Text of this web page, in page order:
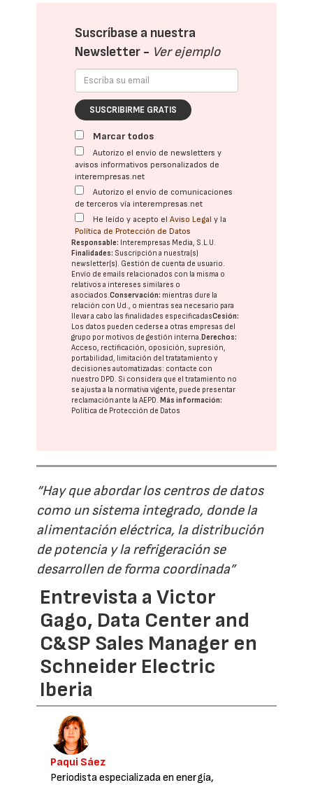
Suscríbase a nuestra
Newsletter - Ver ejemplo
SUSCRIBIRME GRATIS
Marcar todos
Autorizo el envío de newsletters y
avisos informativos personalizados de
interempresas.net
Autorizo el envío de comunicaciones
de terceros vía interempresas.net
He leído y acepto elAviso Legal y la
Política de Protección de Datos
Responsable: Interempresas Media, S.L.U.
Finalidades: Suscripción a nuestra(s)
newsletter(s). Gestión de cuenta de usuario.
Envío de emails relacionados con la misma o
relativos a intereses similares o
asociados.Conservación: mientras dure la
relación con Ud., o mientras sea necesario para
llevar a cabo las finalidades especificadasCesión:
Los datos pueden cederse a otras empresas del
grupo por motivos de gestión interna.Derechos:
Acceso, rectificación, oposición, supresión,
portabilidad, limitación del tratatamiento y
decisiones automatizadas: contacte con
nuestro DPD. Si considera que el tratamiento no
se ajusta a la normativa vigente, puede presentar
reclamación ante laAEPD.Más información:
Política de Protección de Datos
“Hay que abordar los centros de datos
como un sistema integrado, donde la
alimentación eléctrica, la distribución
de potencia y la refrigeración se
desarrollen de forma coordinada”
Entrevista a Victor
Gago, Data Center and
C&SP Sales Manager en
Schneider Electric
Iberia
Paqui Sáez
Periodista especializada en energía,